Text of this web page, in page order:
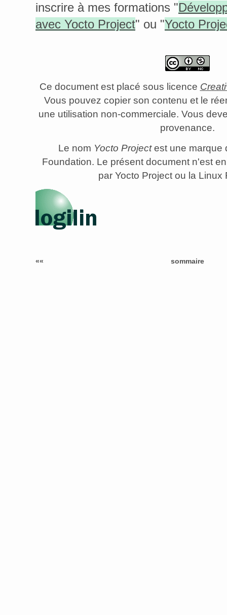
inscrire à mes formations "
avec Yocto Project" ou "Yocto
Ce document est placé sous licence
Vous pouvez copier son contenu et le
une utilisation non-commerciale. Vous
provenance.
Le nom Yocto Projectest une marque
Foundation. Le présent document n'est
par Yocto Project ou la Linux
«« sommaire